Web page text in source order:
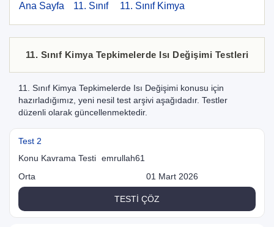
Ana Sayfa 11. Sınıf 11. Sınıf Kimya
11. Sınıf Kimya Tepkimelerde Isı Değişimi Testleri
11. Sınıf Kimya Tepkimelerde Isı Değişimi konusu için
hazırladığımız, yeni nesil test arşivi aşağıdadır. Testler
düzenli olarak güncellenmektedir.
Test 2
Konu Kavrama Testi emrullah61
Orta
01 Mart 2026
TESTİ ÇÖZ